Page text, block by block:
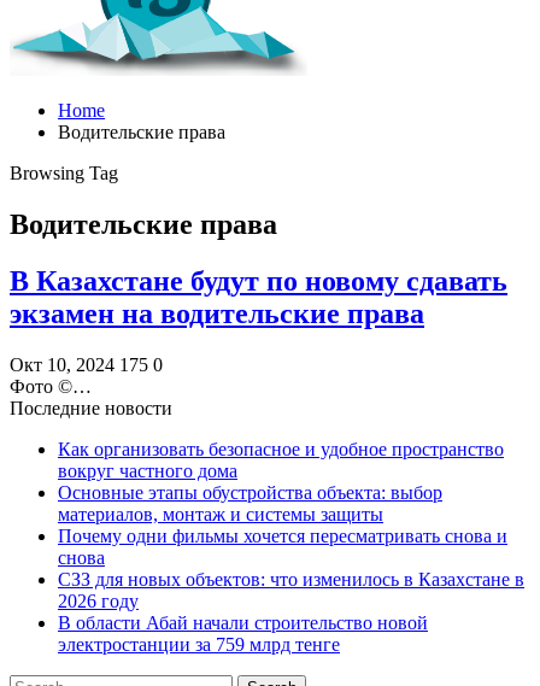
Home
Водительские права
Browsing Tag
Водительские права
В Казахстане будут по новому сдавать
экзамен на водительские права
Окт 10, 2024 175 0
Фото ©️…
Последние новости
Как организовать безопасное и удобное пространство
вокруг частного дома
Основные этапы обустройства объекта: выбор
материалов, монтаж и системы защиты
Почему одни фильмы хочется пересматривать снова и
снова
СЗЗ для новых объектов: что изменилось в Казахстане в
2026 году
В области Абай начали строительство новой
электростанции за 759 млрд тенге